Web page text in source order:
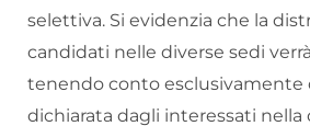
selettiva. Si evidenzia che la
candidati nelle diverse sedi
tenendo conto esclusivamente
dichiarata dagli interessati nella